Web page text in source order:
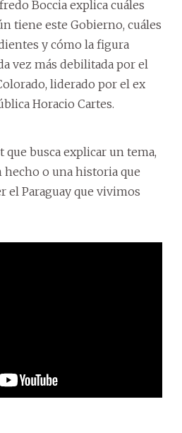
Boccia explica cuáles
tiene este Gobierno, cuáles
y cómo la figura
vez más debilitada por el
liderado por el ex
Horacio Cartes.
busca explicar un tema,
o una historia que
el Paraguay que vivimos